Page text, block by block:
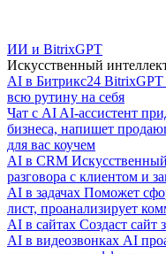
ИИ и BitrixGPT
Искусственный
AI в Битрикс24
всю рутину на себя
Чат с AI AI-ассистент
бизнеса, напишет
для вас коучем
AI в CRM
разговора с клиентом и
AI в задачах Поможет
лист, проанализирует
AI в сайтах Создаст
AI в видеозвонках AI